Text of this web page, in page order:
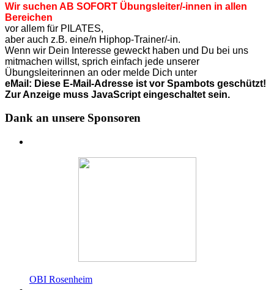
Wir suchen AB SOFORT Übungsleiter/-innen in allen
Bereichen
vor allem für PILATES,
aber auch z.B. eine/n Hiphop-Trainer/-in.
Wenn wir Dein Interesse geweckt haben und Du bei uns
mitmachen willst, sprich einfach jede unserer
Übungsleiterinnen an oder melde Dich unter
eMail: Diese E-Mail-Adresse ist vor Spambots geschützt!
Zur Anzeige muss JavaScript eingeschaltet sein.
Dank an unsere Sponsoren
OBI Rosenheim